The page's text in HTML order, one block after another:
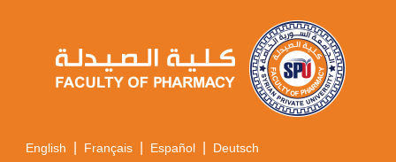
English | Français | Español | Deutsch